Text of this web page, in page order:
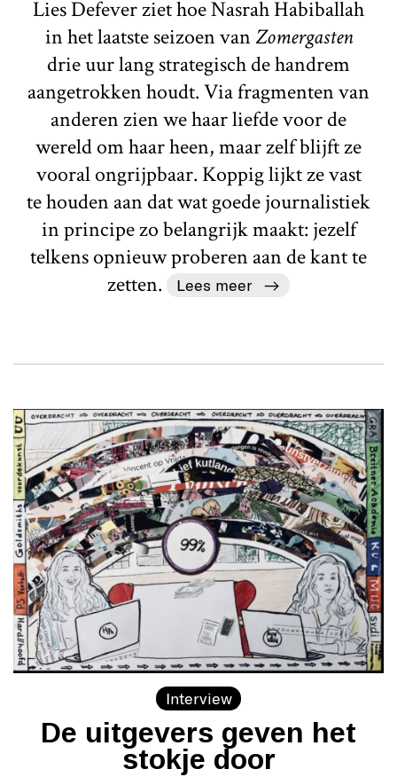
Lies Defever ziet hoe Nasrah Habiballah
in het laatste seizoen vanZomergasten
drie uur lang strategisch de handrem
aangetrokken houdt. Via fragmenten van
anderen zien we haar liefde voor de
wereld om haar heen, maar zelf blijft ze
vooral ongrijpbaar. Koppig lijkt ze vast
te houden aan dat wat goede journalistiek
in principe zo belangrijk maakt: jezelf
telkens opnieuw proberen aan de kant te
zetten.
Lees meer
Interview
De uitgevers geven het
stokje door